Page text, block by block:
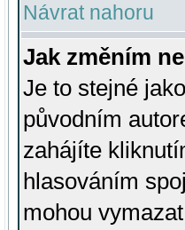
Návrat nahoru
Jak změním
Je to stejné
původním
zahájíte
hlasováním
mohou